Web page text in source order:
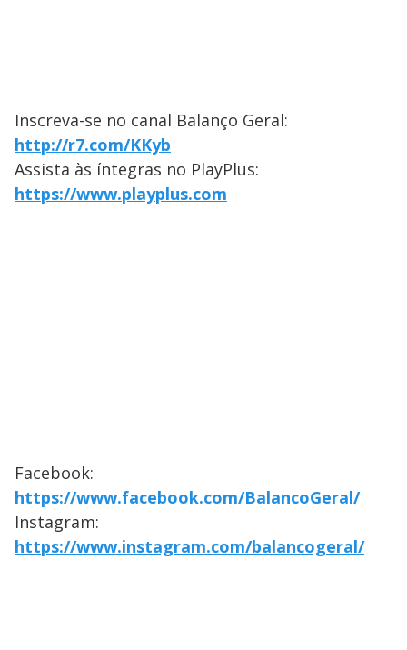
Inscreva-se no canal Balanço Geral:
http://r7.com/KKyb
Assista às íntegras no PlayPlus:
https://www.playplus.com
Facebook:
https://www.facebook.com/BalancoGeral/
Instagram:
https://www.instagram.com/balancogeral/